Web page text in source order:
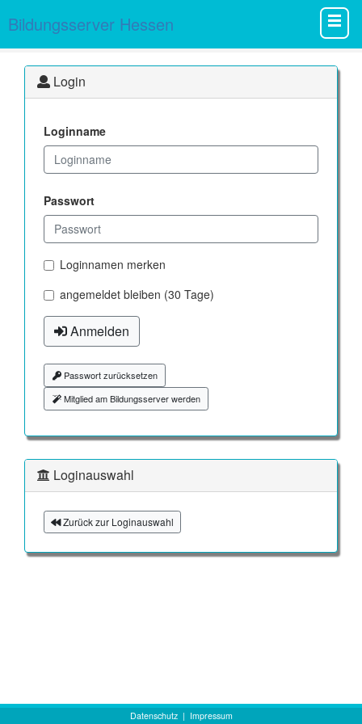
Bildungsserver Hessen
Login
Loginname
Passwort
Loginnamen merken
angemeldet bleiben (30 Tage)
Anmelden
Passwort zurücksetzen
Mitglied am Bildungsserver werden
Loginauswahl
Zurück zur Loginauswahl
Datenschutz| Impressum